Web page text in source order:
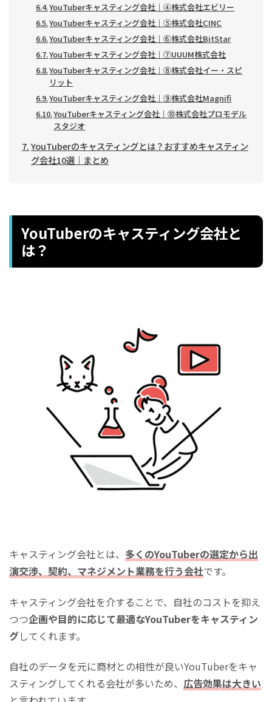
YouTuberキャスティング会社｜④株式会社エビリー
YouTuberキャスティング会社｜⑤株式会社CINC
YouTuberキャスティング会社｜⑥株式会社BitStar
YouTuberキャスティング会社｜⑦UUUM株式会社
YouTuberキャスティング会社｜⑧株式会社イー・スピ
リット
YouTuberキャスティング会社｜⑨株式会社Magnifi
YouTuberキャスティング会社｜⑩株式会社プロモデル
スタジオ
YouTuberのキャスティングとは？おすすめキャスティン
グ会社10選｜まとめ
YouTuberのキャスティング会社と
は？
キャスティング会社とは、 多くのYouTuberの選定から出
演交渉、契約、マネジメント業務を行う会社です。
キャスティング会社を介することで、自社のコストを抑え
つつ企画や目的に応じて最適なYouTuberをキャスティン
グしてくれます。
自社のデータを元に商材との相性が良いYouTuberをキャ
スティングしてくれる会社が多いため、 広告効果は大きい